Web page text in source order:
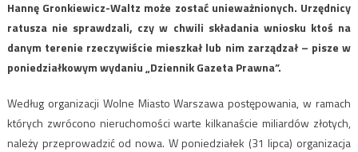
Hannę Gronkiewicz-Waltz może zostać unieważnionych. Urzędnicy
ratusza nie sprawdzali, czy w chwili składania wniosku ktoś na
danym terenie rzeczywiście mieszkał lub nim zarządzał – pisze w
poniedziałkowym wydaniu „Dziennik Gazeta Prawna”.
Według organizacji Wolne Miasto Warszawa postępowania, w ramach
których zwrócono nieruchomości warte kilkanaście miliardów złotych,
należy przeprowadzić od nowa. W poniedziałek (31 lipca) organizacja